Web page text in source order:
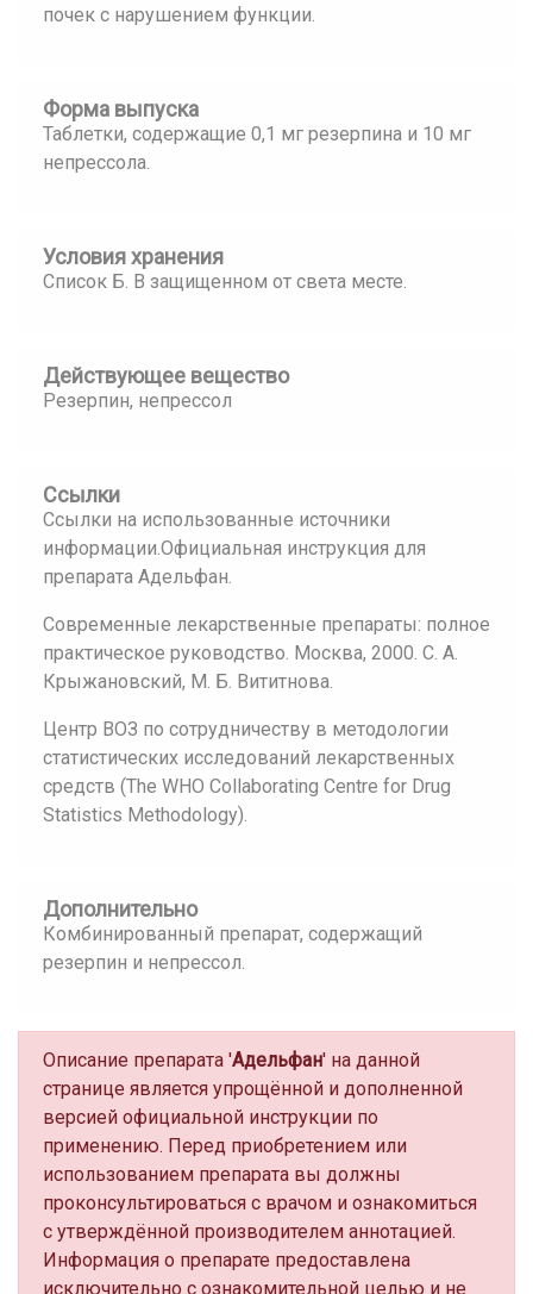
почек с нарушением функции.
Форма выпуска
Таблетки, содержащие 0,1 мг резерпина и 10 мг
непрессола.
Условия хранения
Список Б. В защищенном от света месте.
Действующее вещество
Резерпин, непрессол
Ссылки
Ссылки на использованные источники
информации.Официальная инструкция для
препарата Адельфан.
Современные лекарственные препараты: полное
практическое руководство. Москва, 2000. С. А.
Крыжановский, М. Б. Вититнова.
Центр ВОЗ по сотрудничеству в методологии
статистических исследований лекарственных
средств (The WHO Collaborating Centre for Drug
Statistics Methodology).
Дополнительно
Комбинированный препарат, содержащий
резерпин и непрессол.
Описание препарата 'Адельфан' на данной
странице является упрощённой и дополненной
версией официальной инструкции по
применению. Перед приобретением или
использованием препарата вы должны
проконсультироваться с врачом и ознакомиться
с утверждённой производителем аннотацией.
Информация о препарате предоставлена
исключительно с ознакомительной целью и не